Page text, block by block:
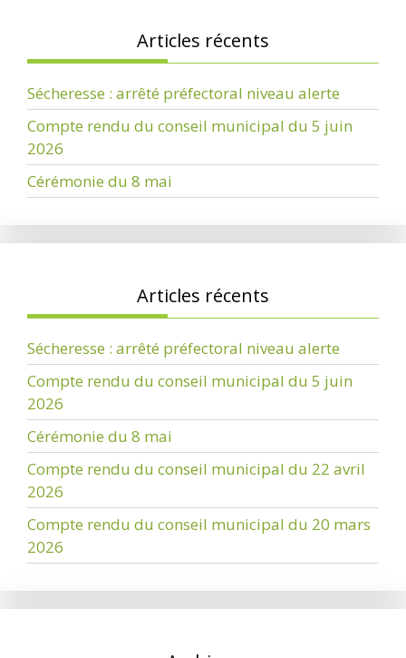
Articles récents
Sécheresse : arrêté préfectoral niveau alerte
Compte rendu du conseil municipal du 5 juin
2026
Cérémonie du 8 mai
Articles récents
Sécheresse : arrêté préfectoral niveau alerte
Compte rendu du conseil municipal du 5 juin
2026
Cérémonie du 8 mai
Compte rendu du conseil municipal du 22 avril
2026
Compte rendu du conseil municipal du 20 mars
2026